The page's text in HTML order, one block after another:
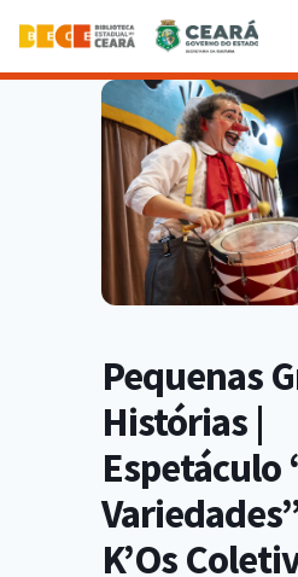
Pequenas
Histórias |
Espetáculo
K’Os